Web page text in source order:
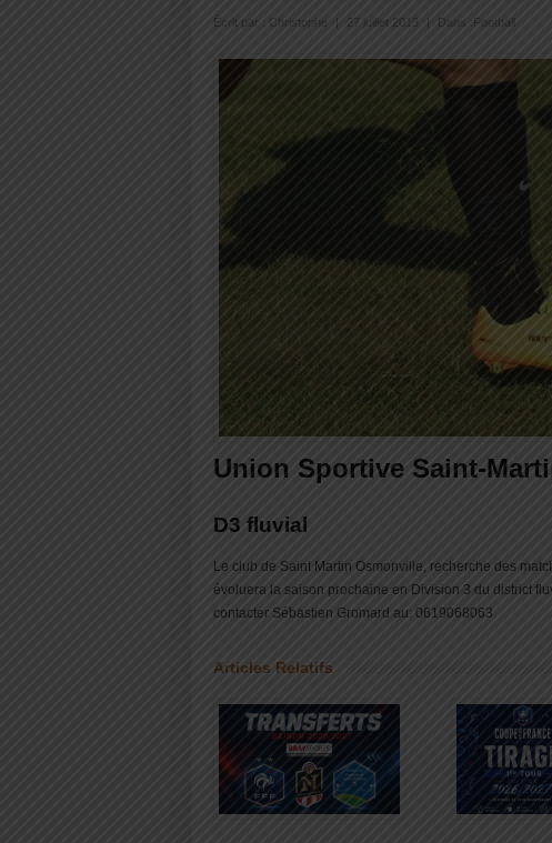
Écrit par : Christophe 27 juillet 2013 Dans : Football
Union Sportive Saint-
D3 fluvial
Le club de Saint Martin Osmonville, recherche des
évoluera la saison prochaine en Division 3 du district
contacter Sébastien Gromard au: 0619068063
Articles Relatifs